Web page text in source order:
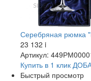
Серебряная рюмка
23 132 i
Артикул:
Купить в 1 клик
Быстрый просмотр